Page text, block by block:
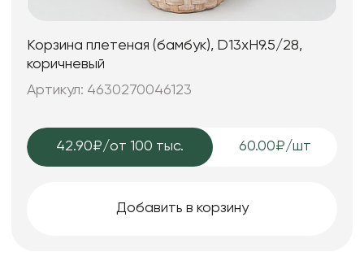
Корзина плетеная (бамбук), D13xH9.5/28,
коричневый
Артикул: 4630270046123
42.90₽/от 100 тыс. 60.00₽/шт
Добавить в корзину